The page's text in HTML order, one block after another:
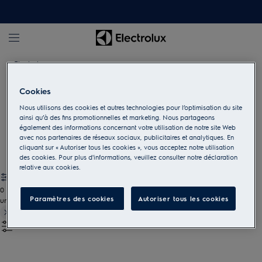
Electrolux
Accessoires pour la cuisson
Donnez une autre dimension à votre cuisine avec les ustensiles
et accessoires adaptés.
0
undefined
Cookies
Nous utilisons des cookies et autres technologies pour l’optimisation du site
ainsi qu’à des fins promotionnelles et marketing. Nous partageons
également des informations concernant votre utilisation de notre site Web
avec nos partenaires de réseaux sociaux, publicitaires et analytiques. En
cliquant sur « Autoriser tous les cookies », vous acceptez notre utilisation
des cookies. Pour plus d'informations, veuillez consulter notre déclaration
relative aux cookies.
Paramètres des cookies Autoriser tous les cookies